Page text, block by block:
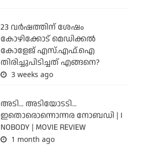
23 വർഷത്തിന് ശേഷം
കോഴിക്കോട് മെഡിക്കൽ
കോളേജ് എസ്.എഫ്.ഐ
തിരിച്ചുപിടിച്ചത് എങ്ങനെ?
3 weeks ago
അടി... അടിയോടടി...
ഇതൊരൊന്നൊന്നര നോബഡി | I
NOBODY | MOVIE REVIEW
1 month ago